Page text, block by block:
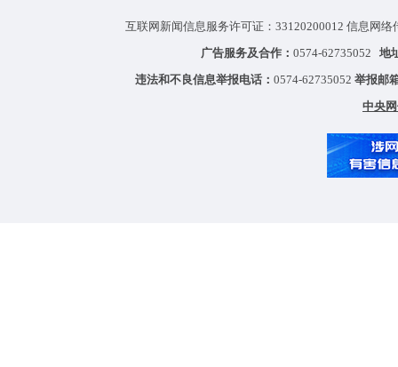
互联网新闻信息服务许可证：33120200012 信息网
广告服务及合作： 0574-62735052 地
违法和不良信息举报电话： 0574-62735052 举报邮
中央